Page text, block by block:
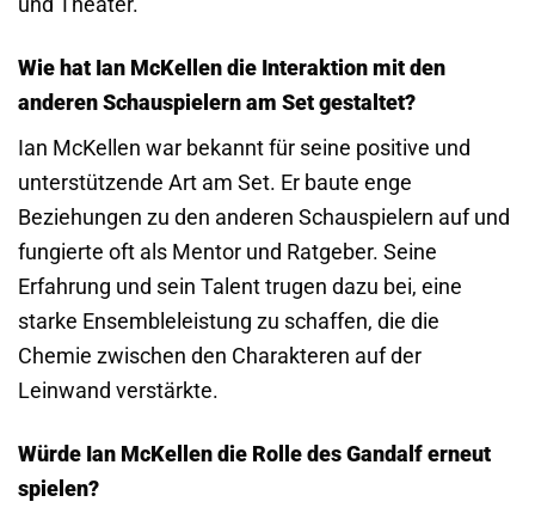
Wie hat Ian McKellen die Interaktion mit den
anderen Schauspielern am Set gestaltet?
Ian McKellen war bekannt für seine positive und
unterstützende Art am Set. Er baute enge
Beziehungen zu den anderen Schauspielern auf und
fungierte oft als Mentor und Ratgeber. Seine
Erfahrung und sein Talent trugen dazu bei, eine
starke Ensembleleistung zu schaffen, die die
Chemie zwischen den Charakteren auf der
Leinwand verstärkte.
Würde Ian McKellen die Rolle des Gandalf erneut
spielen?